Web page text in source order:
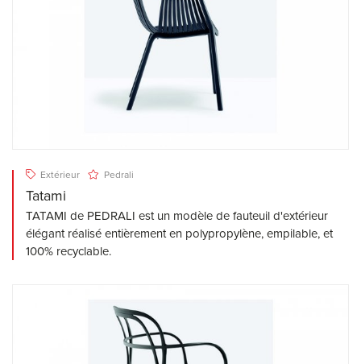
Extérieur Pedrali
Tatami
TATAMI de PEDRALI est un modèle de fauteuil d'extérieur
élégant réalisé entièrement en polypropylène, empilable, et
100% recyclable.